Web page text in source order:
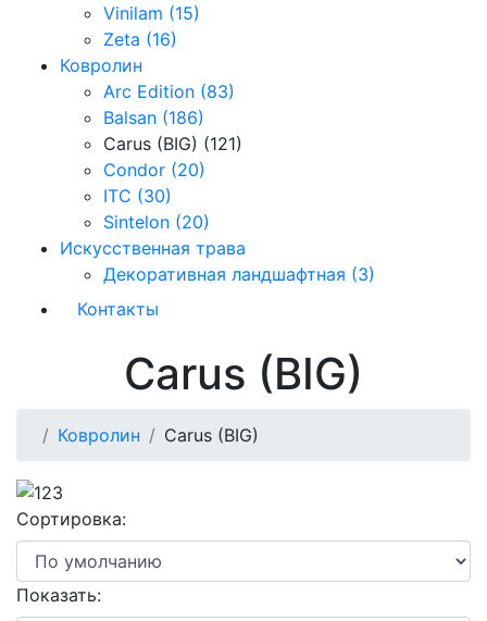
Vinilam (15)
Zeta (16)
Ковролин
Arc Edition (83)
Balsan (186)
Carus (BIG) (121)
Condor (20)
ITC (30)
Sintelon (20)
Искусственная трава
Декоративная ландшафтная (3)
Контакты
Carus (BIG)
Ковролин Carus (BIG)
Сортировка:
Показать: